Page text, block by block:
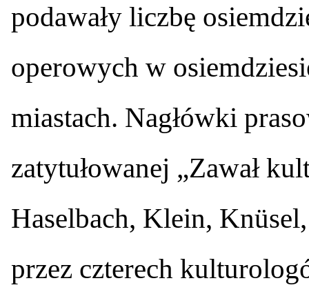
podawały liczbę
operowych w
miastach. Nagłówki
zatytułowanej „Zawał
Haselbach, Klein,
przez czterech